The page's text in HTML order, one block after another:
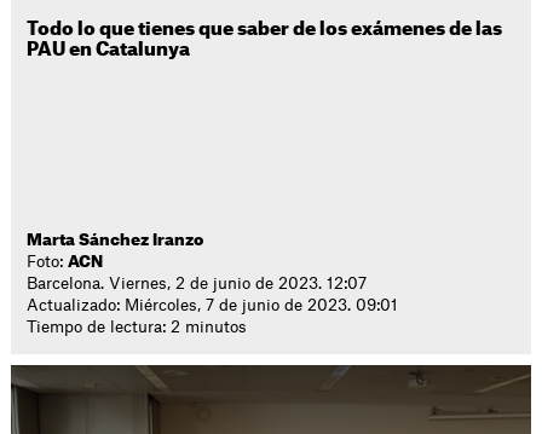
Todo lo que tienes que saber de los exámenes de las
PAU en Catalunya
Marta Sánchez Iranzo
Foto:ACN
Barcelona. Viernes, 2 de junio de 2023. 12:07
Actualizado: Miércoles, 7 de junio de 2023. 09:01
Tiempo de lectura: 2 minutos